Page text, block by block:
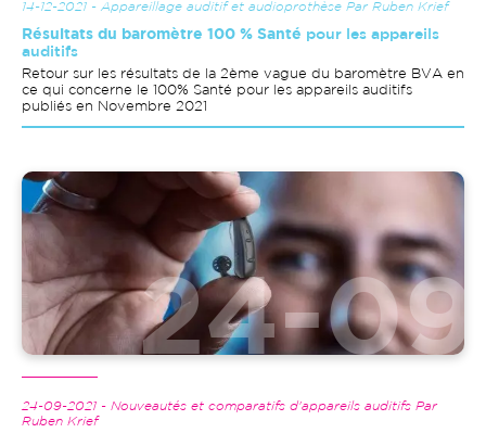
14-12-2021 - Appareillage auditif et audioprothèse Par Ruben Krief
Résultats du baromètre 100 % Santé pour les appareils
auditifs
Retour sur les résultats de la 2ème vague du baromètre BVA en
ce qui concerne le 100% Santé pour les appareils auditifs
publiés en Novembre 2021
Image
24-09-2021 - Nouveautés et comparatifs d'appareils auditifs Par
Ruben Krief